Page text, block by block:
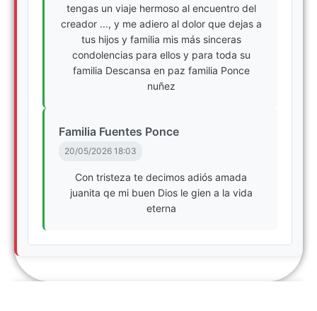
tengas un viaje hermoso al encuentro del
creador ..., y me adiero al dolor que dejas a
tus hijos y familia mis más sinceras
condolencias para ellos y para toda su
familia Descansa en paz familia Ponce
nuñez
Familia Fuentes Ponce
20/05/2026 18:03
Con tristeza te decimos adiós amada
juanita qe mi buen Dios le gien a la vida
eterna